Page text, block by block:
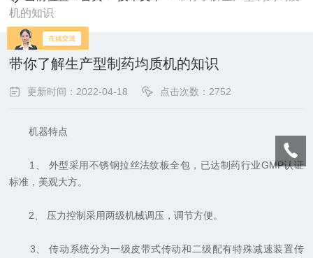
机的知识
带你了解生产型制药均质机的知识
更新时间：2022-04-18 点击次数：2752
机器特点
1、 外型采用不锈钢拉丝法纹板全包，已达制药行业GMP认证
标准，美观大方。
2、 压力控制采用两级机械调压，调节方便。
3、 传动系统分为一级皮带式传动和二级配有特殊减速装置传